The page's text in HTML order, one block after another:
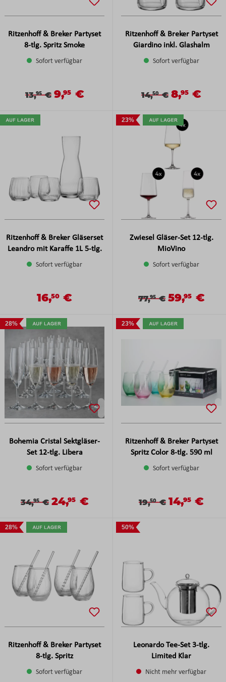
Ritzenhoff & Breker Partyset
8-tlg. Spritz Smoke
Sofort verfügbar
Verkaufspreis:
Regulärer Preis:
13,95€ Verkaufspreis:
9,95 €
Ritzenhoff & Breker Partyset
Giardino inkl. Glashalm
Sofort verfügbar
Verkaufspreis:
Regulärer Preis:
14,50€ 8,95 €
Ritzenhoff & Breker Gläserset
Leandro mit Karaffe 1L 5-tlg.
Sofort verfügbar
Regulärer Preis:
Verkaufspreis:
16,50 €
23%
Zwiesel Gläser-Set 12-tlg.
MioVino
Sofort verfügbar
Verkaufspreis:
Regulärer Preis:
77,95€ 59,95 €
28%
Bohemia Cristal Sektgläser-
Set 12-tlg. Libera
Sofort verfügbar
Verkaufspreis:
Regulärer Preis:
34,95€ Verkaufspreis:
24,95 €
23%
Ritzenhoff & Breker Partyset
Spritz Color 8-tlg. 590 ml
Sofort verfügbar
Verkaufspreis:
Regulärer Preis:
19,50€ 14,95 €
28%
Ritzenhoff & Breker Partyset
8-tlg. Spritz
Sofort verfügbar
50%
Leonardo Tee-Set 3-tlg.
Limited Klar
Nicht mehr verfügbar